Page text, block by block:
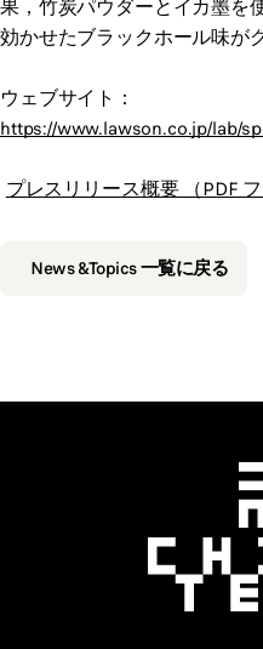
果，竹炭パウダーとイカ墨を
効かせたブラックホール味が
ウェブサイト：
https://www.lawson.co.jp/lab/
プレスリリース概要 （PDF
News &Topics 一覧に戻る
千